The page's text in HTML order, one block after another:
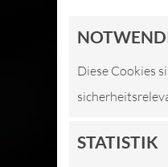
Diese Cookies
STATISTIK